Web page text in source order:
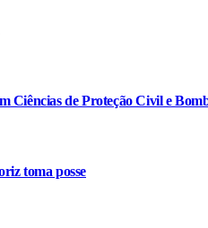
Ciências de Proteção Civil e
toma posse